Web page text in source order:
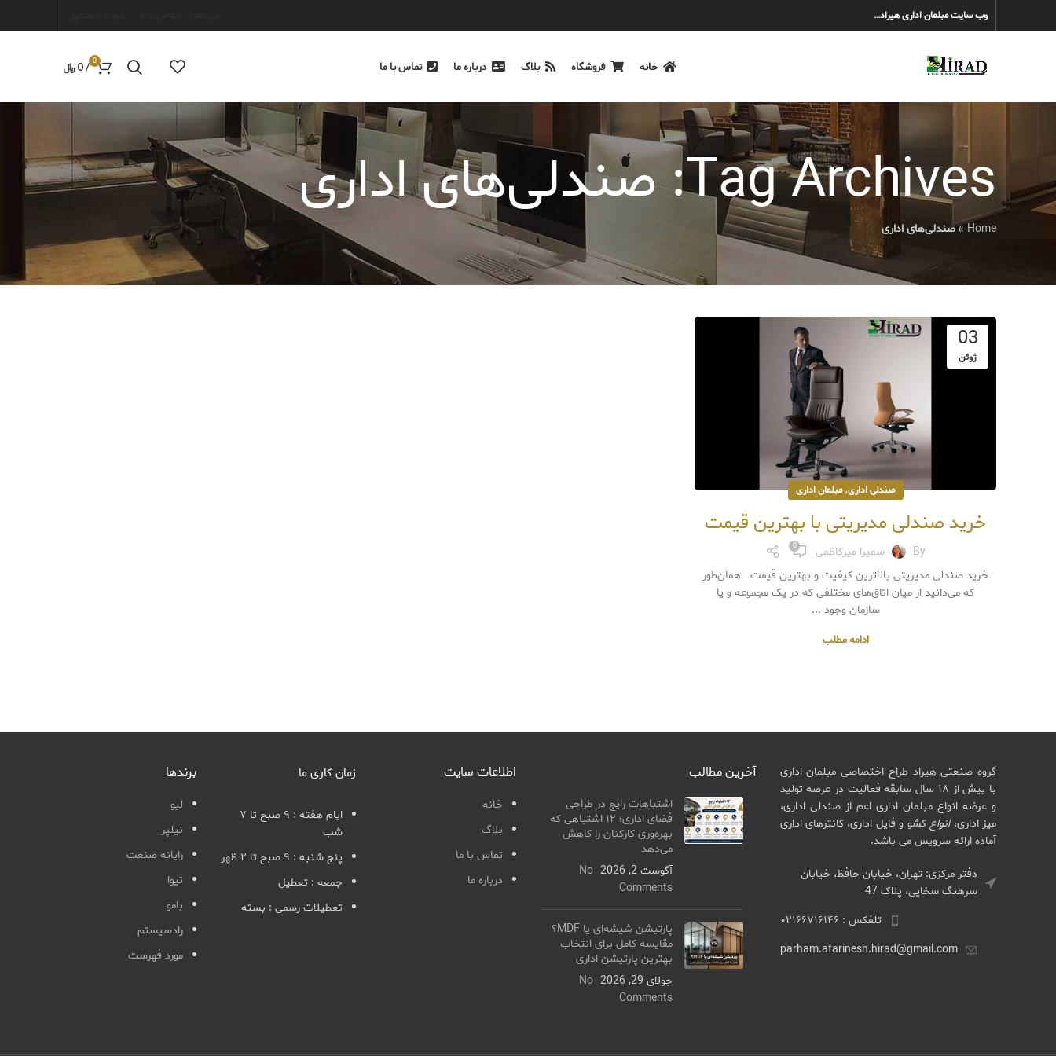
وب سایت مبلمان اداری هیراد…
خانه فروشگاه بلاگ درباره ما تماس با ما 0
/
0 ﷼
Tag Archives: صندلی‌های اداری
Home
»صندلی‌های اداری
03
ژوئن
صندلی اداری,مبلمان اداری
خرید صندلی مدیریتی با بهترین قیمت
By سمیرا میرکاظمی 0
خرید صندلی مدیریتی بالاترین کیفیت و بهترین قیمت همان‌طور
که می‌دانید از میان اتاق‌های مختلفی که در یک مجموعه و یا
سازمان وجود ...
ادامه مطلب
گروه صنعتی هیراد طراح اختصاصی مبلمان اداری
با بیش از ۱۸ سال سابقه فعالیت در عرصه تولید
و عرضه انواع مبلمان اداری اعم از صندلی اداری،
میز اداری،انواعکشو و فایل اداری، کانترهای اداری
آماده ارائه سرویس می باشد.
دفتر مرکزی: تهران، خیابان حافظ، خیابان
سرهنگ سخایی، پلاک 47
تلفکس : ۰۲۱۶۶۷۱۶۱۴۶
parham.afarinesh.hirad@gmail.com
آخرین مطالب
اشتباهات رایج در طراحی
فضای اداری؛ ۱۲ اشتباهی که
بهره‌وری کارکنان را کاهش
می‌دهد
آگوست 2, 2026
No
Comments
پارتیشن شیشه‌ای یا MDF؟
مقایسه کامل برای انتخاب
بهترین پارتیشن اداری
جولای 29, 2026
No
Comments
اطلاعات سایت
خانه
بلاگ
تماس با ما
درباره ما
زمان کاری ما
ایام هفته : ۹ صبح تا ۷
شب
پنج شنبه : ۹ صبح تا ۲ ظهر
جمعه : تعطیل
تعطیلات رسمی : بسته
برندها
لیو
نیلپر
رایانه صنعت
تیوا
بامو
رادسیستم
مورد فهرست